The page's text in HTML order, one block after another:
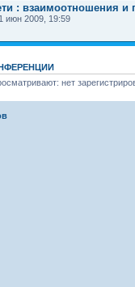
: взаимоотношения и
июн 2009, 19:59
нет